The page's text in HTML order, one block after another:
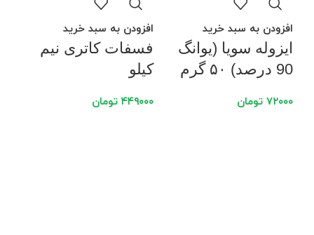
افزودن به سبد خرید
ایزوله سویا (یوانگ
90 درصد) ۵۰ گرم
۷۲۰۰۰ تومان
افزودن به سبد خرید
فسفات کاتری نیم
کیلو
۴۴۹۰۰۰ تومان